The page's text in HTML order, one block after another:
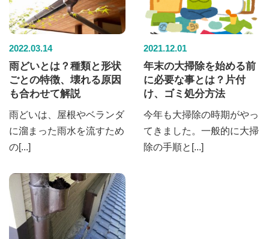
2022.03.14
雨どいとは？種類と形状
ごとの特徴、壊れる原因
も合わせて解説
雨どいは、屋根やベランダ
に溜まった雨水を流すため
の[...]
2021.12.01
年末の大掃除を始める前
に必要な事とは？片付
け、ゴミ処分方法
今年も大掃除の時期がやっ
てきました。一般的に大掃
除の手順と[...]